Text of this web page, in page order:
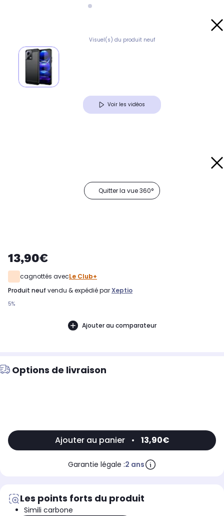
Visuel(s) du produit neuf
Voir les vidéos
Quitter la vue 360°
13,90€
cagnottés avecLe Club+
produit neuf vendu & expédié parXeptio
5%
Ajouter au comparateur
Options de livraison
Ajouter au panier • 13,90€
Garantie légale :2 ans
Les points forts du produit
Simili carbone